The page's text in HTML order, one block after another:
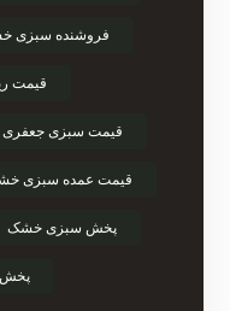
فروشنده سبزی
قیمت
قیمت سبزی
قیمت عمده سبزی
پخش سبزی خشک